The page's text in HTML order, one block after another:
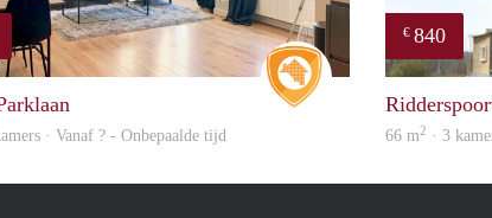
Real Estate
· Vanaf ? - Onbepaalde tijd
€ 840
66 m2 · 3